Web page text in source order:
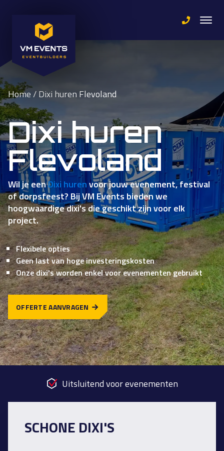
Home/Dixi huren Flevoland
Dixi huren
Flevoland
Wil je eenDixi hurenvoor jouw evenement, festival
of dorpsfeest? Bij VM Events bieden we
hoogwaardige dixi's die geschikt zijn voor elk
project.
Flexibele opties
Geen last van hoge investeringskosten
Onze dixi's worden enkel voor evenementen gebruikt
OFFERTE AANVRAGEN
Uitsluitend voor evenementen
SCHONE DIXI'S